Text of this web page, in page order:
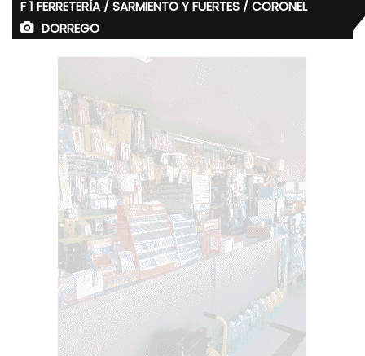
F 1 FERRETERÍA / SARMIENTO Y FUERTES / CORONEL
DORREGO